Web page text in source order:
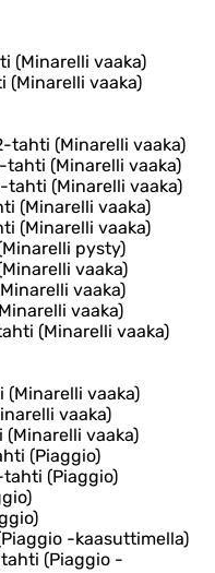
(Minarelli vaaka)
(Minarelli vaaka)
tahti (Minarelli vaaka)
(Minarelli vaaka)
tahti (Minarelli vaaka)
(Minarelli vaaka)
(Minarelli vaaka)
pysty)
vaaka)
vaaka)
vaaka)
(Minarelli vaaka)
(Minarelli vaaka)
vaaka)
vaaka)
(Piaggio)
(Piaggio)
-kaasuttimella)
(Piaggio -